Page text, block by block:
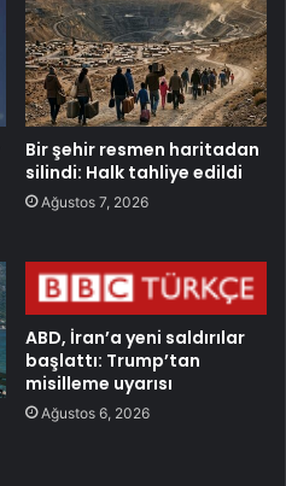
Bir şehir resmen haritadan
silindi: Halk tahliye edildi
Ağustos 7, 2026
ABD, İran’a yeni saldırılar
başlattı: Trump’tan
misilleme uyarısı
Ağustos 6, 2026